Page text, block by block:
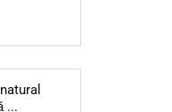
...